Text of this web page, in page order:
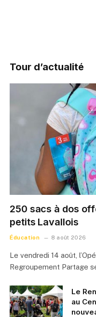
Tour d’actualité
250 sacs à dos
petits Lavallois
Éducation 8 août 2026
Le vendredi 14 août,
Regroupement Partage
Le
au